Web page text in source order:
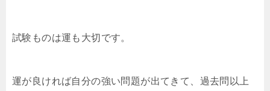
試験ものは運も大切です。
運が良ければ自分の強い問題が出てきて、過去問以上